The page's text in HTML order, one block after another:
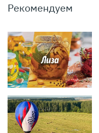
Рекомендуем